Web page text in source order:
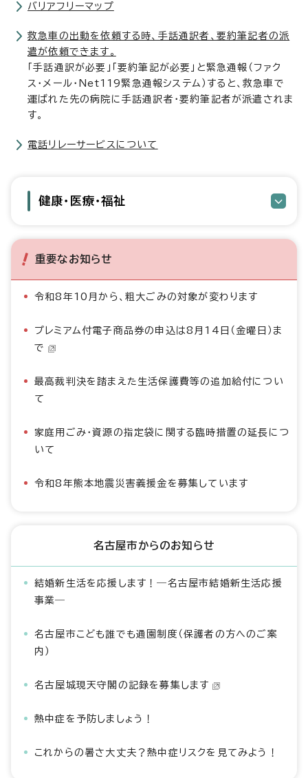
バリアフリーマップ
救急車の出動を依頼する時、手話通訳者、要約筆記者の派
遣が依頼できます。
「手話通訳が必要」「要約筆記が必要」と緊急通報（ファク
ス・メール・Net119緊急通報システム）すると、救急車で
運ばれた先の病院に手話通訳者・要約筆記者が派遣されま
す。
電話リレーサービスについて
健康・医療・福祉
重要なお知らせ
令和8年10月から、粗大ごみの対象が変わります
プレミアム付電子商品券の申込は8月14日（金曜日）ま
で
最高裁判決を踏まえた生活保護費等の追加給付につい
て
家庭用ごみ・資源の指定袋に関する臨時措置の延長につ
いて
令和8年熊本地震災害義援金を募集しています
名古屋市からのお知らせ
結婚新生活を応援します！―名古屋市結婚新生活応援
事業―
名古屋市こども誰でも通園制度（保護者の方へのご案
内）
名古屋城現天守閣の記録を募集します
熱中症を予防しましょう！
これからの暑さ大丈夫？熱中症リスクを見てみよう！